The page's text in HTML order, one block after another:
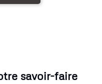
savoir-faire